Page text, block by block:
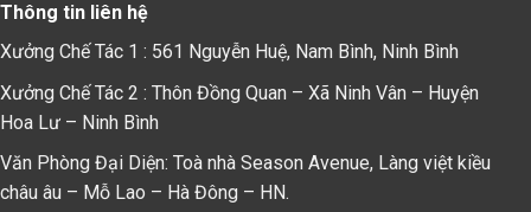
Thông tin liên hệ
Xưởng Chế Tác 1 : 561 Nguyễn Huệ, Nam Bình, Ninh Bình
Xưởng Chế Tác 2 : Thôn Đồng Quan – Xã Ninh Vân – Huyện
Hoa Lư – Ninh Bình
Văn Phòng Đại Diện: Toà nhà Season Avenue, Làng việt kiều
châu âu – Mỗ Lao – Hà Đông – HN.